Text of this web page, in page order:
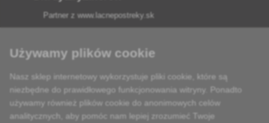
Partner z www.lacnepostreky.sk
Zawsze służymy fachową poradą
Używamy plików cookie
Nasz sklep internetowy wykorzystuje pliki cookie, które są
niezbędne do prawidłowego funkcjonowania witryny. Ponadto
używamy również plików cookie do anonimowych celów
analitycznych, aby pomóc nam lepiej zrozumieć Twoje